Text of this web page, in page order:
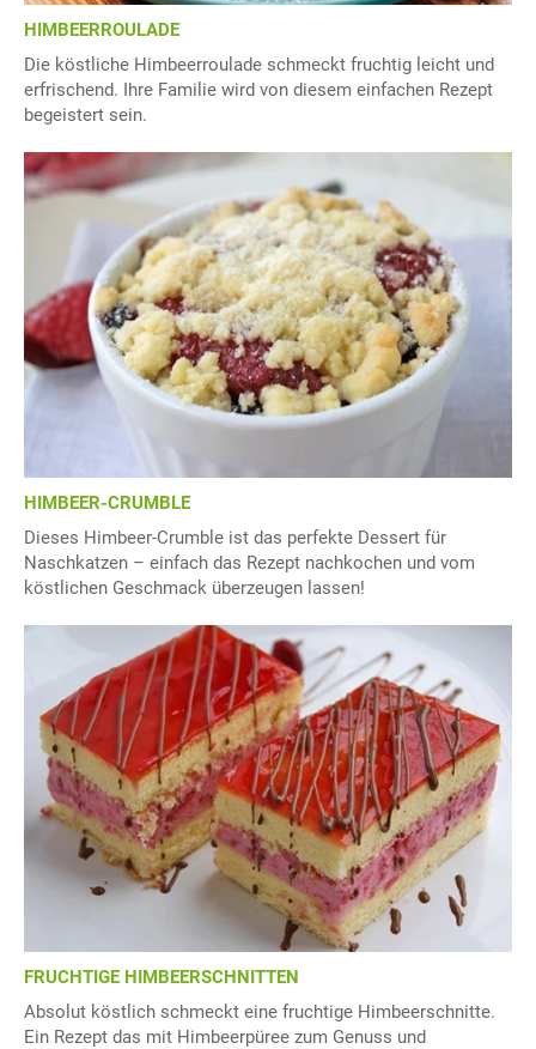
HIMBEERROULADE
Die köstliche Himbeerroulade schmeckt fruchtig leicht und
erfrischend. Ihre Familie wird von diesem einfachen Rezept
begeistert sein.
HIMBEER-CRUMBLE
Dieses Himbeer-Crumble ist das perfekte Dessert für
Naschkatzen – einfach das Rezept nachkochen und vom
köstlichen Geschmack überzeugen lassen!
FRUCHTIGE HIMBEERSCHNITTEN
Absolut köstlich schmeckt eine fruchtige Himbeerschnitte.
Ein Rezept das mit Himbeerpüree zum Genuss und